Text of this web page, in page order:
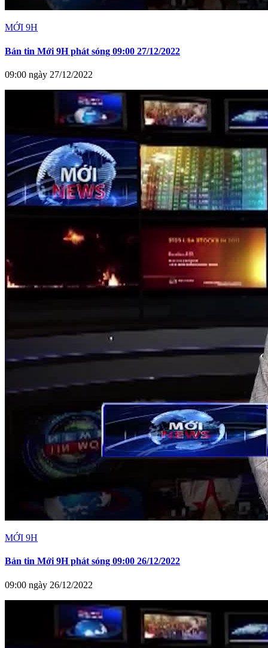
MỚI 9H
Bản tin Mới 9H phát sóng 09:00 27/12/2022
09:00 ngày 27/12/2022
MỚI 9H
Bản tin Mới 9H phát sóng 09:00 26/12/2022
09:00 ngày 26/12/2022